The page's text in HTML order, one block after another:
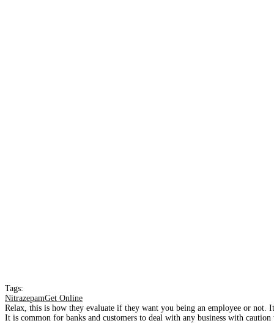
Tags:
NitrazepamGet Online
Relax, this is how they evaluate if they want you being an employee or not.
It is common for banks and customers to deal with any business with